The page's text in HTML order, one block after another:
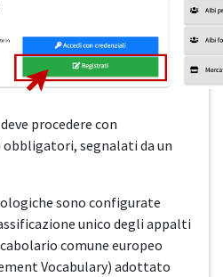
procedere con
obbligatori, segnalati da un
sono configurate
unico degli appalti
comune europeo
Vocabulary) adottato